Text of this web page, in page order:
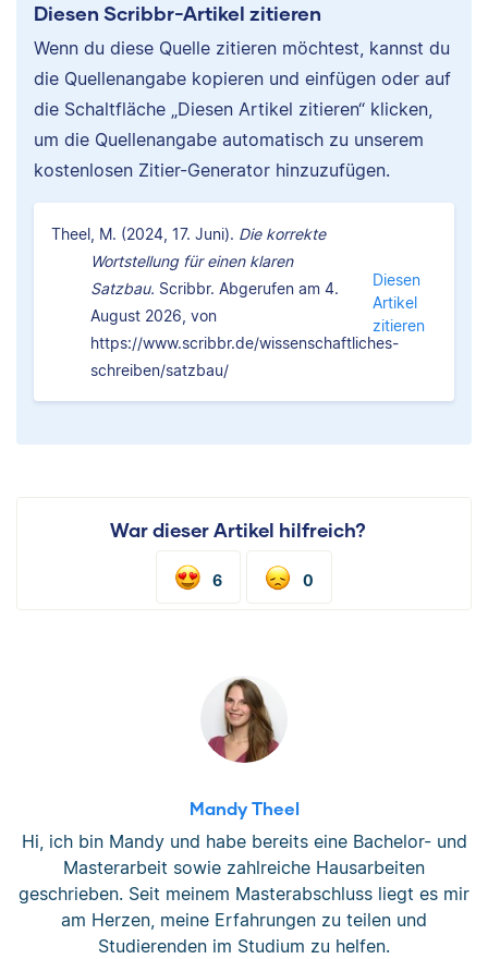
Diesen Scribbr-Artikel zitieren
Wenn du diese Quelle zitieren möchtest, kannst du
die Quellenangabe kopieren und einfügen oder auf
die Schaltfläche „Diesen Artikel zitieren“ klicken,
um die Quellenangabe automatisch zu unserem
kostenlosen Zitier-Generator hinzuzufügen.
Theel, M. (2024, 17. Juni). Die korrekte
Wortstellung für einen klaren
Satzbau. Scribbr. Abgerufen am 4.
August 2026, von
https://www.scribbr.de/wissenschaftliches-
schreiben/satzbau/
Diesen
Artikel
zitieren
War dieser Artikel hilfreich?
6 0
Mandy Theel
Hi, ich bin Mandy und habe bereits eine Bachelor- und
Masterarbeit sowie zahlreiche Hausarbeiten
geschrieben. Seit meinem Masterabschluss liegt es mir
am Herzen, meine Erfahrungen zu teilen und
Studierenden im Studium zu helfen.